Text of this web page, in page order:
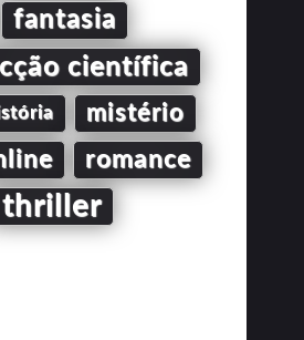
fantasia
científica
mistério
romance
thriller